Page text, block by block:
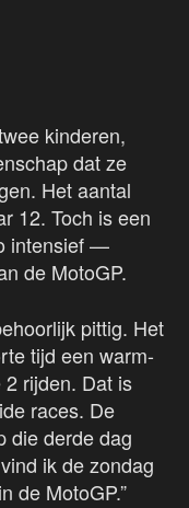
kinderen,
dat ze
Het aantal
12. Toch is een
intensief —
de MotoGP.
pittig. Het
tijd een warm-
rijden. Dat is
races. De
die derde dag
ik de zondag
de MotoGP.”